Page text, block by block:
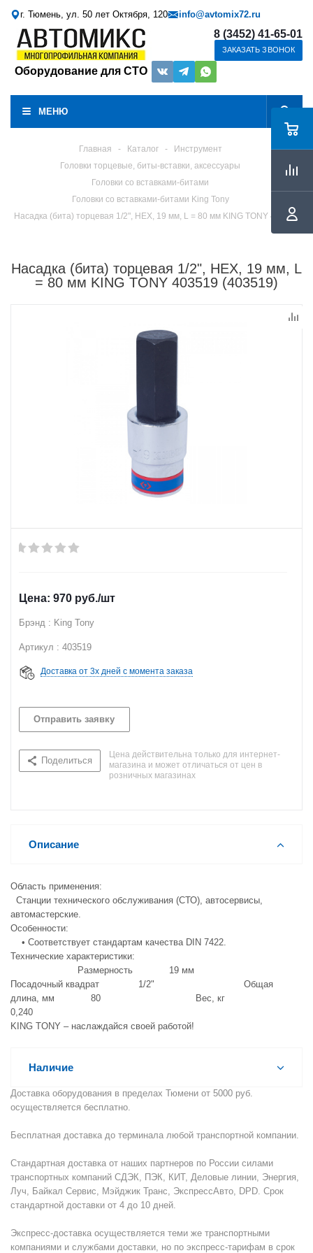
г. Тюмень, ул. 50 лет Октября, 120 info@avtomix72.ru
Оборудование для СТО
8 (3452) 41-65-01
ЗАКАЗАТЬ ЗВОНОК
МЕНЮ
Главная - Каталог -
Инструмент
Головки торцевые, биты-вставки, аксессуары
Головки со вставками-битами
Головки со вставками-битами King Tony
Насадка (бита) торцевая 1/2", HEX, 19 мм, L = 80 мм KING TONY 403519
Насадка (бита) торцевая 1/2", HEX, 19 мм, L
= 80 мм KING TONY 403519 (403519)
970 руб./шт
Брэнд : King Tony
Артикул : 403519
Доставка от 3х дней с момента заказа
Отправить заявку
Поделиться
Цена действительна только для интернет-
магазина и может отличаться от цен в
розничных магазинах
Описание
Область применения:
Станции технического обслуживания (СТО), автосервисы,
автомастерские.
Особенности:
• Соответствует стандартам качества DIN 7422.
Технические характеристики:
Размерность 19 мм
Посадочный квадрат 1/2" Общая
длина, мм 80 Вес, кг
0,240
KING TONY – наслаждайся своей работой!
Наличие
Доставка оборудования в пределах Тюмени от 5000 руб.
осуществляется бесплатно.
Бесплатная доставка до терминала любой транспортной компании.
Стандартная доставка от наших партнеров по России силами
транспортных компаний СДЭК, ПЭК, КИТ, Деловые линии, Энергия,
Луч, Байкал Сервис, Мэйджик Транс, ЭкспрессАвто, DPD. Срок
стандартной доставки от 4 до 10 дней.
Экспресс-доставка осуществляется теми же транспортными
компаниями и службами доставки, но по экспресс-тарифам в срок